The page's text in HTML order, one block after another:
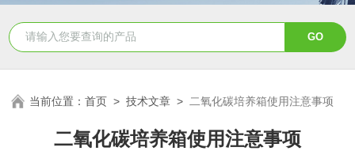
当前位置：首页 >技术文章 > 二氧化碳培养箱使用注意事项
二氧化碳培养箱使用注意事项